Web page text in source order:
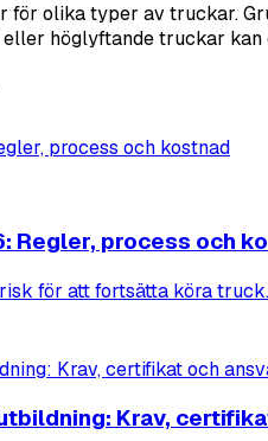
för olika typer av truckar.
höglyftande truckar kan
Regler, process och
för att fortsätta köra
Krav,